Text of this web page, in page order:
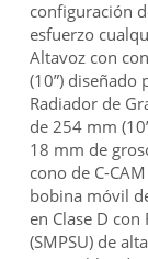
configuración
esfuerzo
Altavoz con
(10”) diseñado
Radiador de
de 254 mm
18 mm de
cono de C-
bobina móvil
en Clase D
(SMPSU) de